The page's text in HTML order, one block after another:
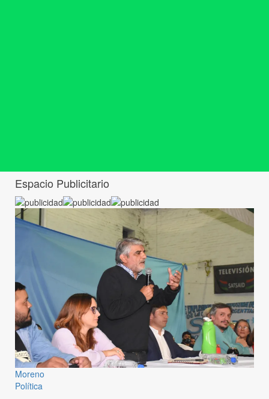
Espacio Publicitario
Moreno
Política